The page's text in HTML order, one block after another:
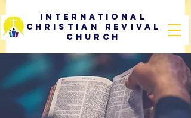
International
Christian Revival
Church